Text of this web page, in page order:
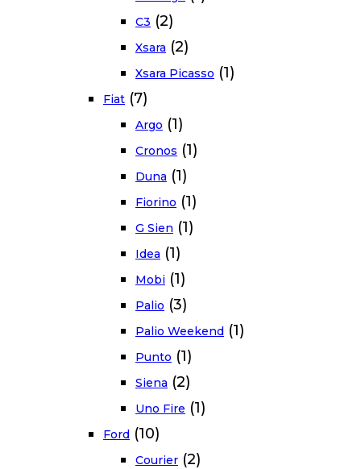
C3 (2)
Xsara (2)
Xsara Picasso (1)
Fiat (7)
Argo (1)
Cronos (1)
Duna (1)
Fiorino (1)
G Sien (1)
Idea (1)
Mobi (1)
Palio (3)
Palio Weekend (1)
Punto (1)
Siena (2)
Uno Fire (1)
Ford (10)
Courier (2)